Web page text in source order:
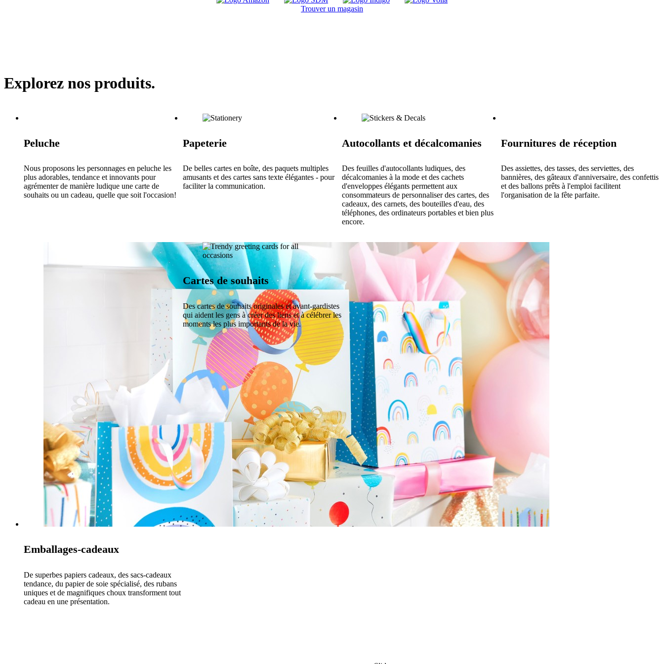
Trouver un magasin
Explorez nos produits.
Peluche
Nous proposons les personnages en peluche les
plus adorables, tendance et innovants pour
agrémenter de manière ludique une carte de
souhaits ou un cadeau, quelle que soit l'occasion!
Papeterie
De belles cartes en boîte, des paquets multiples
amusants et des cartes sans texte élégantes - pour
faciliter la communication.
Autocollants et décalcomanies
Des feuilles d'autocollants ludiques, des
décalcomanies à la mode et des cachets
d'enveloppes élégants permettent aux
consommateurs de personnaliser des cartes, des
cadeaux, des carnets, des bouteilles d'eau, des
téléphones, des ordinateurs portables et bien plus
encore.
Fournitures de réception
Des assiettes, des tasses, des serviettes, des
bannières, des gâteaux d'anniversaire, des confettis
et des ballons prêts à l'emploi facilitent
l'organisation de la fête parfaite.
Emballages-cadeaux
De superbes papiers cadeaux, des sacs-cadeaux
tendance, du papier de soie spécialisé, des rubans
uniques et de magnifiques choux transforment tout
cadeau en une présentation.
Cartes de souhaits
Des cartes de souhaits originales et avant-gardistes
qui aident les gens à créer des liens et à célébrer les
moments les plus importants de la vie.